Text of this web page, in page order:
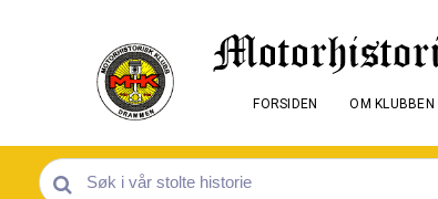
FORSIDEN OM KLUBBEN